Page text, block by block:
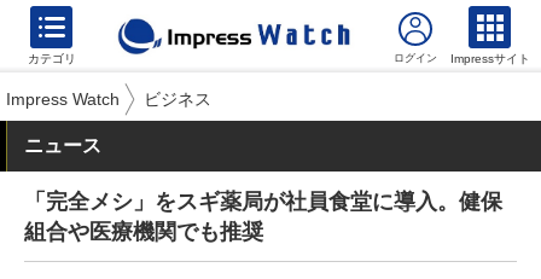
カテゴリ Impressサイト
Impress Watch ビジネス
ニュース
「完全メシ」をスギ薬局が社員食堂に導入。健保
組合や医療機関でも推奨